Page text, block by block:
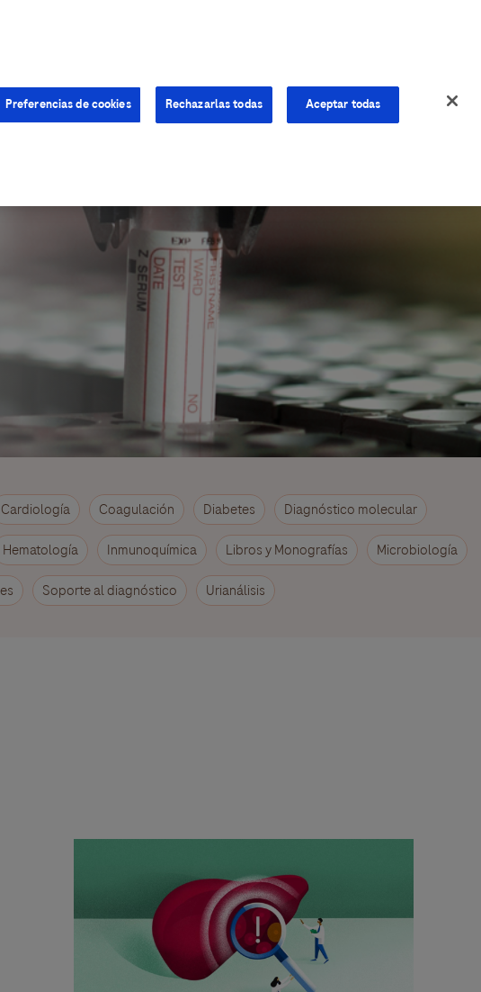
Cardiología Coagulación Diabetes Diagnóstico molecular
Hematología Inmunoquímica Libros y Monografías Microbiología
Soporte al diagnóstico Urianálisis
Preferencias de cookies Rechazarlas todas Aceptar todas